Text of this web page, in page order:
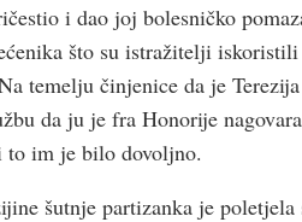
i dao joj bolesničko
što su istražitelji
temelju činjenice da je
da ju je fra Honorije
to im je bilo dovoljno.
šutnje partizanka je